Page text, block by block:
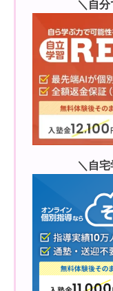
＼自
＼自